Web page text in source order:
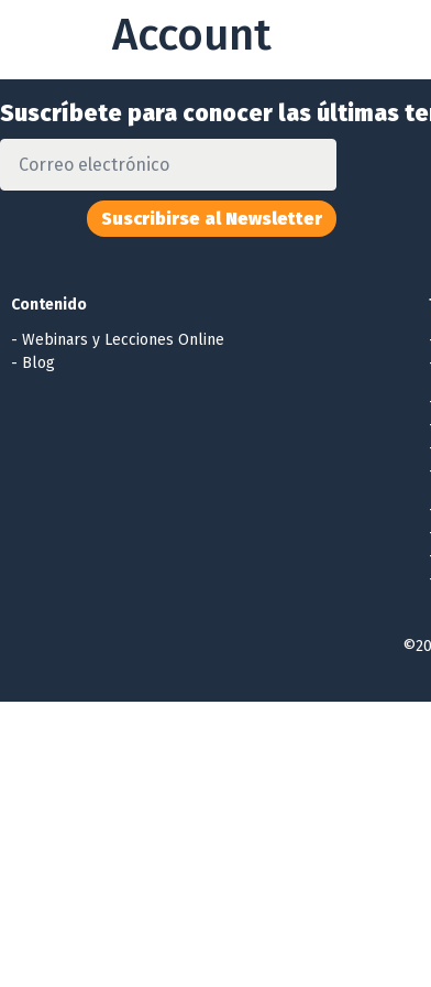
Account
Suscríbete para conocer las últimas
Suscribirse al Newsletter
Contenido
- Webinars y Lecciones Online
- Blog